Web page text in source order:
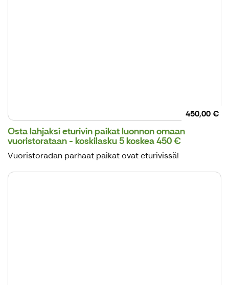
450,00 €
Osta lahjaksi eturivin paikat luonnon omaan
vuoristorataan - koskilasku 5 koskea 450 €
Vuoristoradan parhaat paikat ovat eturivissä!